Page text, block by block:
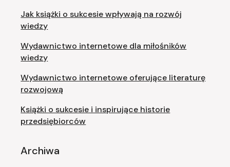
Jak książki o sukcesie wpływają na rozwój
wiedzy
Wydawnictwo internetowe dla miłośników
wiedzy
Wydawnictwo internetowe oferujące literaturę
rozwojową
Książki o sukcesie i inspirujące historie
przedsiębiorców
Archiwa